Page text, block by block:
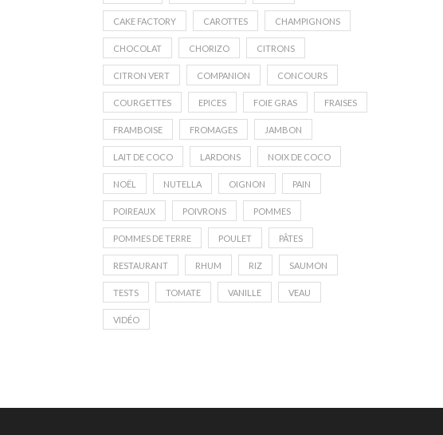
CAKE FACTORY CAROTTES CHAMPIGNONS
CHOCOLAT CHORIZO CITRONS
CITRON VERT COMPANION CONCOURS
COURGETTES EPICES FOIE GRAS FRAISES
FRAMBOISE FROMAGES JAMBON
LAIT DE COCO LARDONS NOIX DE COCO
NOËL NUTELLA OIGNON PAIN
POIREAUX POIVRONS POMMES
POMMES DE TERRE POULET PÂTES
RESTAURANT RHUM RIZ SAUMON
TESTS TOMATE VANILLE VEAU
VIDÉO